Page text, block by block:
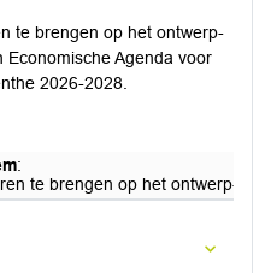
te brengen op het ontwerp-
Economische Agenda voor
2026-2028.
:
te brengen op het ontwerp-